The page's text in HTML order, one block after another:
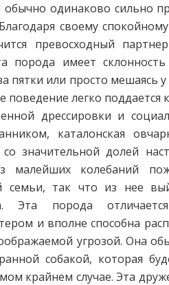
одинаково сильно
своему
превосходный
порода имеет склонность
пятки или просто мешаясь
поведение легко поддается
дрессировки и
каталонская
значительной долей
малейших колебаний
так что из нее
Эта порода
и вполне способна
угрозой. Она
собакой, которая
крайнем случае. Эта